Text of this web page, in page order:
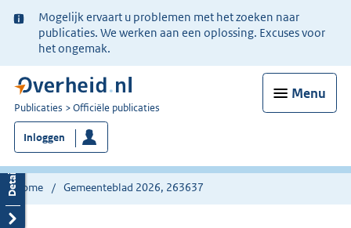
Ter
informatie:
Mogelijk ervaart u problemen met het zoeken naar
publicaties. We werken aan een oplossing. Excuses voor
het ongemak.
Menu
U
bent
nu
hier:
Publicaties Officiële publicaties
Inloggen
Home Gemeenteblad 2026, 263637